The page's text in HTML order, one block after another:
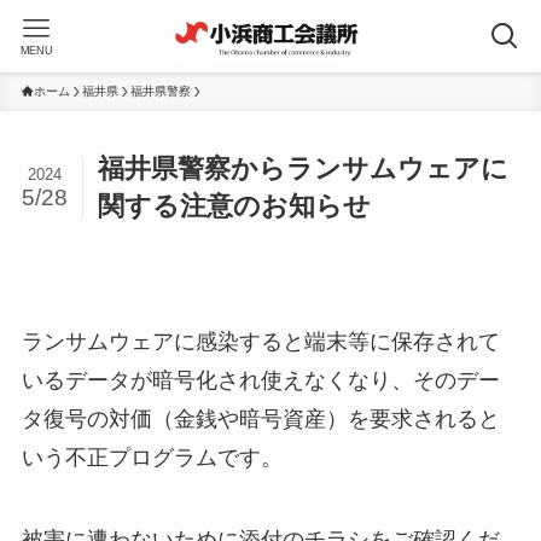
MENU
ホーム 福井県 福井県警察
福井県警察からランサムウェアに
関する注意のお知らせ
2024
5/28
ランサムウェアに感染すると端末等に保存されて
いるデータが暗号化され使えなくなり、そのデー
タ復号の対価（金銭や暗号資産）を要求されると
いう不正プログラムです。